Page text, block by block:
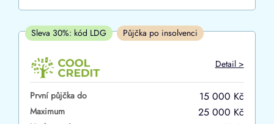
V hotovosti
ano
Sleva 30%: kód LDG Půjčka po insolvenci
Detail >
První půjčka do 15 000 Kč
Maximum 25 000 Kč